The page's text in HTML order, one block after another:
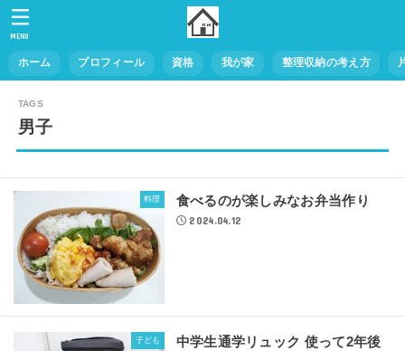
ホーム プロフィール 資格 我が家 整理収納の考え方
MENU
男子
料理 食べるのが楽しみなお弁当作り
2024.04.12
子ども
中学生通学リュック 使って2年後